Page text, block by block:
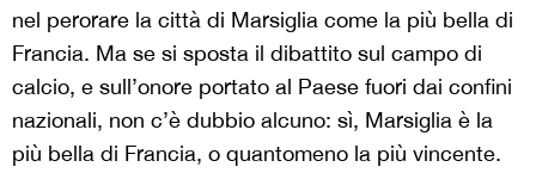
nel perorare la città di Marsiglia come la più bella di
Francia. Ma se si sposta il dibattito sul campo di
calcio, e sull’onore portato al Paese fuori dai confini
nazionali, non c’è dubbio alcuno: sì, Marsiglia è la
più bella di Francia, o quantomeno la più vincente.